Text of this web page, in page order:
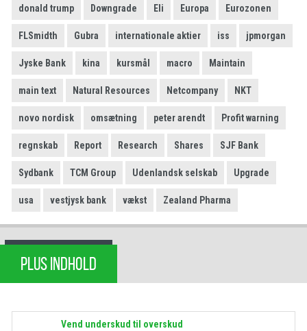
donald trump Downgrade Eli Europa Eurozonen
FLSmidth Gubra internationale aktier iss jpmorgan
Jyske Bank kina kursmål macro Maintain
main text Natural Resources Netcompany NKT
novo nordisk omsætning peter arendt Profit warning
regnskab Report Research Shares SJF Bank
Sydbank TCM Group Udenlandsk selskab Upgrade
usa vestjysk bank vækst Zealand Pharma
PLUS INDHOLD
Vend underskud til overskud